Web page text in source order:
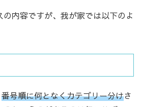
内容ですが、我が家では以下のよ
番号順に何となくカテゴリー分けさ